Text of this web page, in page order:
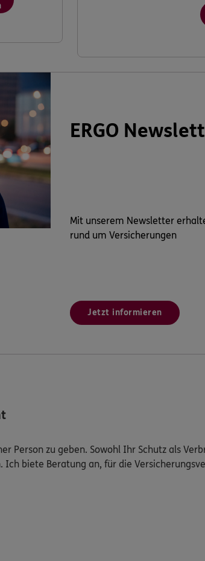
ERGO
Mit unserem Newsletter
rund um Versicherungen
Jetzt informieren
Person zu geben. Sowohl Ihr Schutz als
Ich biete Beratung an, für die